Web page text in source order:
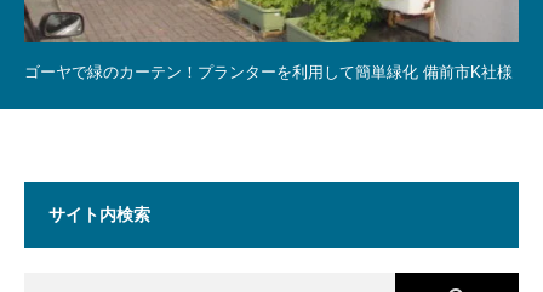
ゴーヤで緑のカーテン！プランターを利用して簡単緑化 備前市K社様
サイト内検索